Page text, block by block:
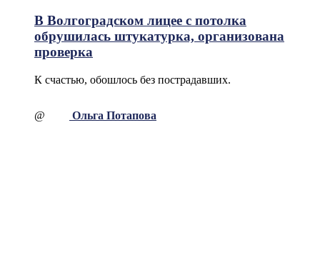
В Волгоградском лицее с потолка
обрушилась штукатурка, организована
проверка
К счастью, обошлось без пострадавших.
@ Ольга Потапова